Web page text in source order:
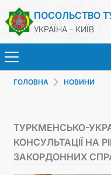
ПОСОЛЬСТВО
УКРАЇНА - КИЇВ
ГОЛОВНА НОВИНИ
ТУРКМЕНСЬКО-
КОНСУЛЬТАЦІЇ НА
ЗАКОРДОННИХ